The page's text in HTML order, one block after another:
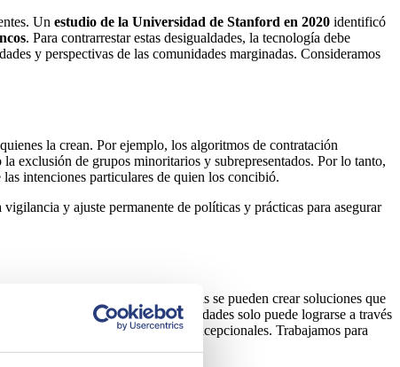
Un estudio de la Universidad de Stanford en 2020 identificó
. Para contrarrestar estas desigualdades, la tecnología debe
y perspectivas de las comunidades marginadas. Consideramos
la crean. Por ejemplo, los algoritmos de contratación
exclusión de grupos minoritarios y subrepresentados. Por lo tanto,
intenciones particulares de quien los concibió.
y ajuste permanente de políticas y prácticas para asegurar
la inclusión de diversas perspectivas se pueden crear soluciones que
de usuarios con discapacidades solo puede lograrse a través
hacer contribuciones únicas y excepcionales. Trabajamos para